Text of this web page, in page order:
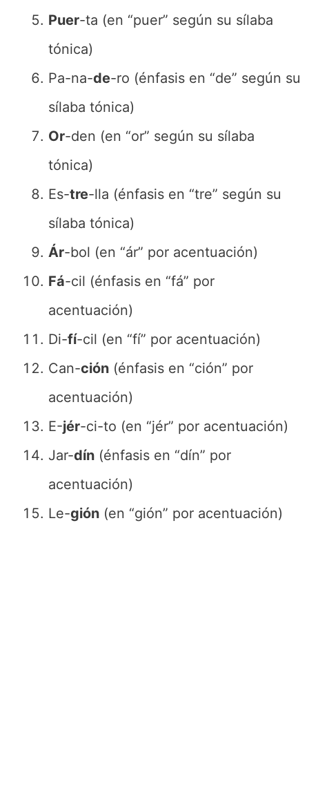
Puer-ta (en “puer” según su sílaba
tónica)
Pa-na-de-ro (énfasis en “de” según su
sílaba tónica)
Or-den (en “or” según su sílaba
tónica)
Es-tre-lla (énfasis en “tre” según su
sílaba tónica)
Ár-bol (en “ár” por acentuación)
Fá-cil (énfasis en “fá” por
acentuación)
Di-fí-cil (en “fí” por acentuación)
Can-ción (énfasis en “ción” por
acentuación)
E-jér-ci-to (en “jér” por acentuación)
Jar-dín (énfasis en “dín” por
acentuación)
Le-gión (en “gión” por acentuación)